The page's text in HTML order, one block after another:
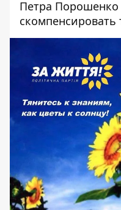
Петра